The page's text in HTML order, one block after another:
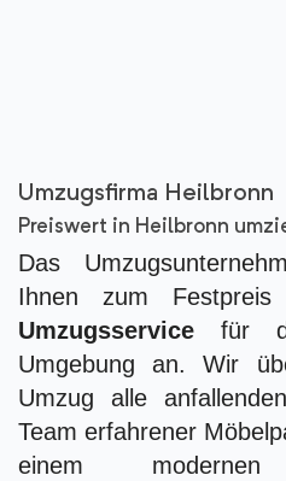
Umzugsfirma Heilbronn
Preiswert in Heilbronn
Das
Ihnen zum Festpreis
Umzugsservice für
Umgebung an. Wir
Umzug alle
Team erfahrener
einem